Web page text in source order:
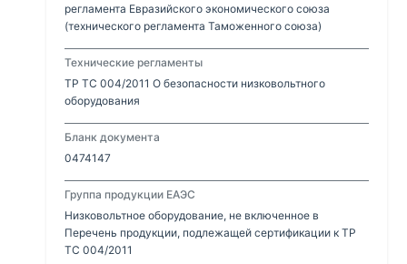
регламента Евразийского экономического союза
(технического регламента Таможенного союза)
Технические регламенты
ТР ТС 004/2011 О безопасности низковольтного
оборудования
Бланк документа
0474147
Группа продукции ЕАЭС
Низковольтное оборудование, не включенное в
Перечень продукции, подлежащей сертификации к ТР
ТС 004/2011